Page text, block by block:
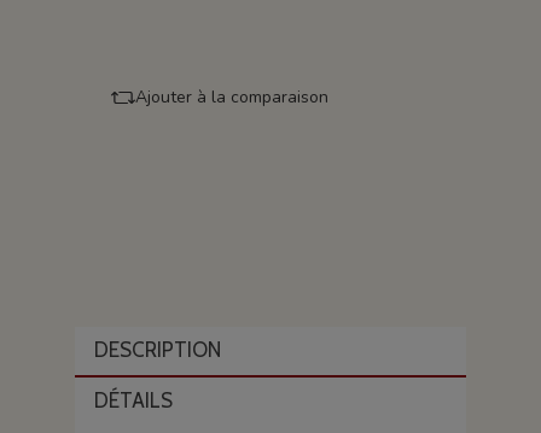
Ajouter à la comparaison
DESCRIPTION
DÉTAILS